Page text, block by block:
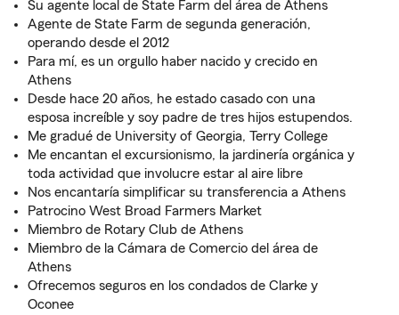
Su agente local de State Farm del área de Athens
Agente de State Farm de segunda generación,
operando desde el 2012
Para mí, es un orgullo haber nacido y crecido en
Athens
Desde hace 20 años, he estado casado con una
esposa increíble y soy padre de tres hijos estupendos.
Me gradué de University of Georgia, Terry College
Me encantan el excursionismo, la jardinería orgánica y
toda actividad que involucre estar al aire libre
Nos encantaría simplificar su transferencia a Athens
Patrocino West Broad Farmers Market
Miembro de Rotary Club de Athens
Miembro de la Cámara de Comercio del área de
Athens
Ofrecemos seguros en los condados de Clarke y
Oconee